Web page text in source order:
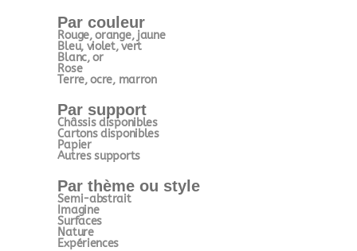
Par couleur
Rouge, orange, jaune
Bleu, violet, vert
Blanc, or
Rose
Terre, ocre, marron
Par support
Châssis disponibles
Cartons disponibles
Papier
Autres supports
Par thème ou style
Semi-abstrait
Imagine
Surfaces
Nature
Expériences